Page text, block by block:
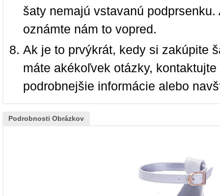
šaty nemajú vstavanú
oznámte nám to vopred.
Ak je to prvýkrát, kedy si zakúpite
máte akékoľvek otázky,
podrobnejšie informácie alebo
Podrobnosti Obrázkov